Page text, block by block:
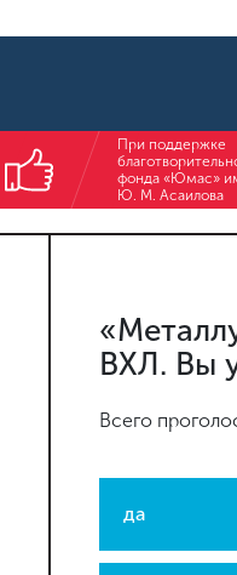
При поддержке
фонда «Юмас»
Ю. М. Асаилова
ВХЛ. Вы
Всего
да